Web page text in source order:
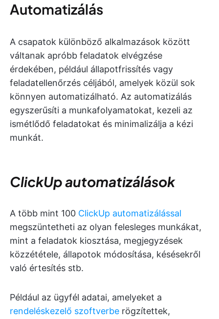
Automatizálás
A csapatok különböző alkalmazások között
váltanak apróbb feladatok elvégzése
érdekében, például állapotfrissítés vagy
feladatellenőrzés céljából, amelyek közül sok
könnyen automatizálható. Az automatizálás
egyszerűsíti a munkafolyamatokat, kezeli az
ismétlődő feladatokat és minimalizálja a kézi
munkát.
ClickUp automatizálások
A több mint 100 ClickUp automatizálással
megszüntetheti az olyan felesleges munkákat,
mint a feladatok kiosztása, megjegyzések
közzététele, állapotok módosítása, késésekről
való értesítés stb.
Például az ügyfél adatai, amelyeket a
rendeléskezelő szoftverbe rögzítettek,